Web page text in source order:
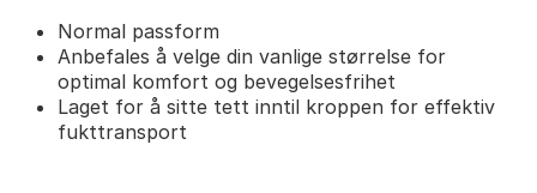
Normal passform
Anbefales å velge din vanlige størrelse for
optimal komfort og bevegelsesfrihet
Laget for å sitte tett inntil kroppen for effektiv
fukttransport